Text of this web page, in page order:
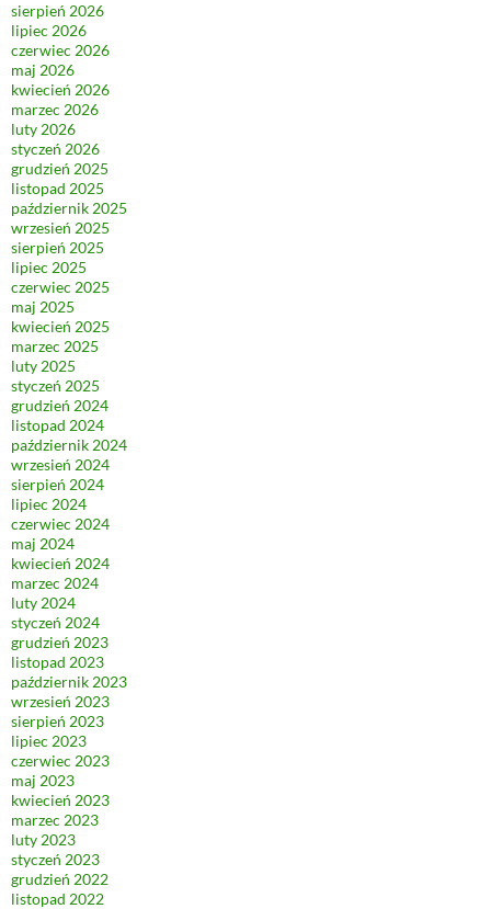
sierpień 2026
lipiec 2026
czerwiec 2026
maj 2026
kwiecień 2026
marzec 2026
luty 2026
styczeń 2026
grudzień 2025
listopad 2025
październik 2025
wrzesień 2025
sierpień 2025
lipiec 2025
czerwiec 2025
maj 2025
kwiecień 2025
marzec 2025
luty 2025
styczeń 2025
grudzień 2024
listopad 2024
październik 2024
wrzesień 2024
sierpień 2024
lipiec 2024
czerwiec 2024
maj 2024
kwiecień 2024
marzec 2024
luty 2024
styczeń 2024
grudzień 2023
listopad 2023
październik 2023
wrzesień 2023
sierpień 2023
lipiec 2023
czerwiec 2023
maj 2023
kwiecień 2023
marzec 2023
luty 2023
styczeń 2023
grudzień 2022
listopad 2022